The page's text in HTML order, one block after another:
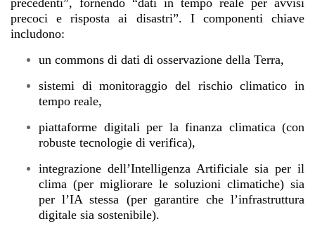
precedenti”, fornendo “dati in tempo reale per avvisi
precoci e risposta ai disastri”. I componenti chiave
includono:
un commons di dati di osservazione della Terra,
sistemi di monitoraggio del rischio climatico in
tempo reale,
piattaforme digitali per la finanza climatica (con
robuste tecnologie di verifica),
integrazione dell’Intelligenza Artificiale sia per il
clima (per migliorare le soluzioni climatiche) sia
per l’IA stessa (per garantire che l’infrastruttura
digitale sia sostenibile).